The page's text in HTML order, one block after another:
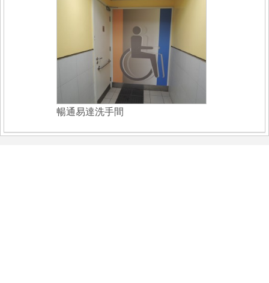
暢通易達洗手間